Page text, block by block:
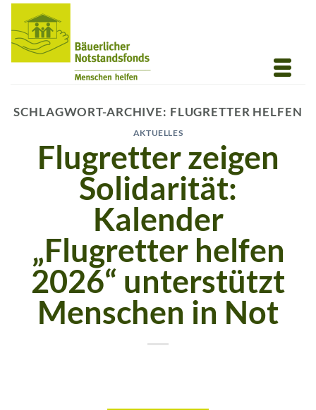
Inhalt
springen
SCHLAGWORT-ARCHIVE: FLUGRETTER HELFEN
AKTUELLES
Flugretter zeigen
Solidarität:
Kalender
„Flugretter helfen
2026“ unterstützt
Menschen in Not